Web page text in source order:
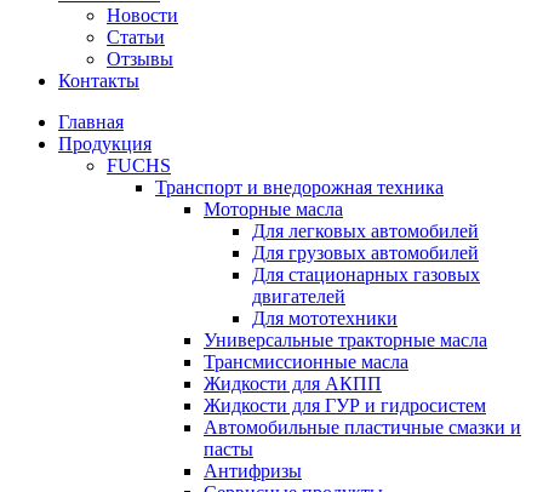
Новости
Статьи
Отзывы
Контакты
Главная
Продукция
FUCHS
Транспорт и внедорожная техника
Моторные масла
Для легковых автомобилей
Для грузовых автомобилей
Для стационарных газовых
двигателей
Для мототехники
Универсальные тракторные масла
Трансмиссионные масла
Жидкости для АКПП
Жидкости для ГУР и гидросистем
Автомобильные пластичные смазки и
пасты
Антифризы